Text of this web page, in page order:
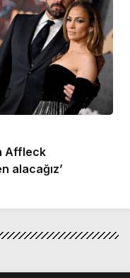
Affleck
alacağız’